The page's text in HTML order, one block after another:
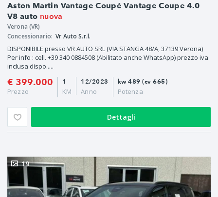
Aston Martin Vantage Coupé Vantage Coupe 4.0
V8 auto nuova
Verona (VR)
Concessionario: Vr Auto S.r.l.
DISPONIBILE presso VR AUTO SRL (VIA STANGA 48/A, 37139 Verona)
Per info : cell. +39 340 0884508 (Abilitato anche WhatsApp) prezzo iva
inclusa dispo.....
€ 399.000
Prezzo
12/2023
Anno
1
KM
kw 489 (cv 665)
Potenza
Dettagli
19